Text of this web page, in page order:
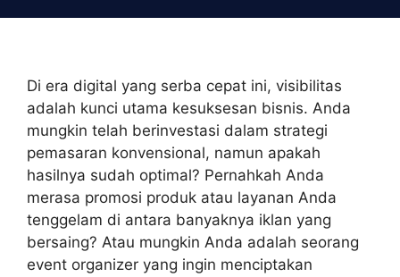
Di era digital yang serba cepat ini, visibilitas
adalah kunci utama kesuksesan bisnis. Anda
mungkin telah berinvestasi dalam strategi
pemasaran konvensional, namun apakah
hasilnya sudah optimal? Pernahkah Anda
merasa promosi produk atau layanan Anda
tenggelam di antara banyaknya iklan yang
bersaing? Atau mungkin Anda adalah seorang
event organizer yang ingin menciptakan